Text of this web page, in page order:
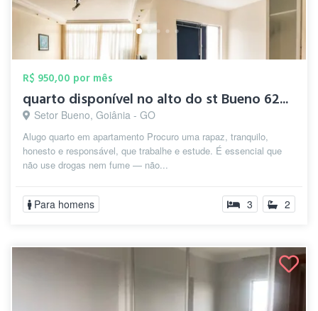
R$ 950,00 por mês
quarto disponível no alto do st Bueno 62...
Setor Bueno, Goiânia - GO
Alugo quarto em apartamento Procuro uma rapaz, tranquilo,
honesto e responsável, que trabalhe e estude. É essencial que
não use drogas nem fume — não...
Para homens 3 2